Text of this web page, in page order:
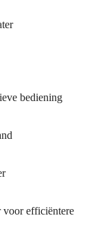
bediening
voor efficiëntere